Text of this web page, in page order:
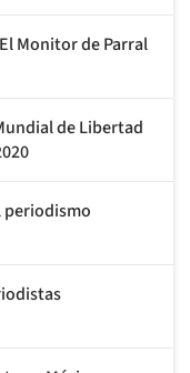
Monitor de Parral
de Libertad
periodismo